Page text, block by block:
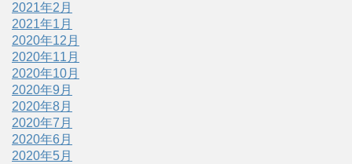
2021年2月
2021年1月
2020年12月
2020年11月
2020年10月
2020年9月
2020年8月
2020年7月
2020年6月
2020年5月